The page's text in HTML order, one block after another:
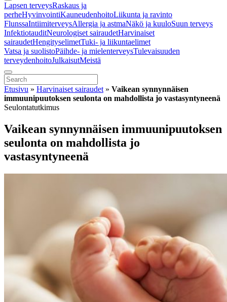
Lapsen terveysRaskaus ja
perheHyvinvointiKauneudenhoitoLiikunta ja ravinto
FlunssaIntiimiterveysAllergia ja astmaNäkö ja kuuloSuun terveys
InfektiotauditNeurologiset sairaudetHarvinaiset
sairaudetHengityselimetTuki- ja liikuntaelimet
Vatsa ja suolistoPäihde- ja mielenterveysTulevaisuuden
terveydenhoitoJulkaisutMeistä
Etusivu » Harvinaiset sairaudet » Vaikean synnynnäisen
immuunipuutoksen seulonta on mahdollista jo vastasyntyneenä
Seulontatutkimus
Vaikean synnynnäisen immuunipuutoksen
seulonta on mahdollista jo
vastasyntyneenä